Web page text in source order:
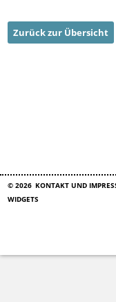
Zurück zur Übersicht
© 2026 KONTAKT UND
WIDGETS